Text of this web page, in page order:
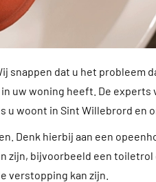
snappen dat u het probleem
uw woning heeft. De experts
u woont in Sint Willebrord en
Denk hierbij aan een
zijn, bijvoorbeeld een toiletrol
verstopping kan zijn.